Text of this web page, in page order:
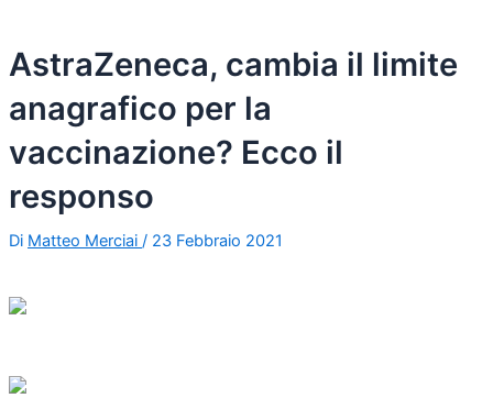
AstraZeneca, cambia il limite
anagrafico per la
vaccinazione? Ecco il
responso
Di Matteo Merciai / 23 Febbraio 2021